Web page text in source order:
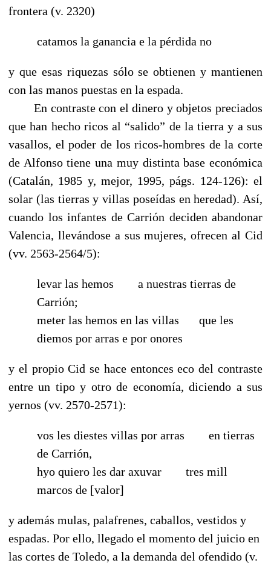
frontera (v. 2320)
catamos la ganancia e la pérdida no
y que esas riquezas sólo se obtienen y mantienen
con las manos puestas en la espada.
En contraste con el dinero y objetos preciados
que han hecho ricos al “salido” de la tierra y a sus
vasallos, el poder de los ricos-hombres de la corte
de Alfonso tiene una muy distinta base económica
(Catalán, 1985 y, mejor, 1995, págs. 124-126): el
solar (las tierras y villas poseídas en heredad). Así,
cuando los infantes de Carrión deciden abandonar
Valencia, llevándose a sus mujeres, ofrecen al Cid
(vv. 2563-2564/5):
levar las hemos -----a nuestras tierras de
Carrión;
meter las hemos en las villas
----que les
diemos por arras e por onores
y el propio Cid se hace entonces eco del contraste
entre un tipo y otro de economía, diciendo a sus
yernos (vv. 2570-2571):
vos les diestes villas por arras -----en tierras
de Carrión,
hyo quiero les dar axuvar
-----tres mill
marcos de [valor]
y además mulas, palafrenes, caballos, vestidos y
espadas. Por ello, llegado el momento del juicio en
las cortes de Toledo, a la demanda del ofendido (v.